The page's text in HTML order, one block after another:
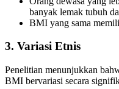
banyak lemak tubuh
BMI yang sama
3. Variasi Etnis
Penelitian menunjukkan
BMI bervariasi secara